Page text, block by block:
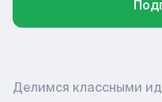
Делимся классными